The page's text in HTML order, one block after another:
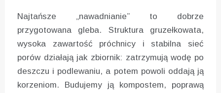
Najtańsze „nawadnianie” to dobrze
przygotowana gleba. Struktura gruzełkowata,
wysoka zawartość próchnicy i stabilna sieć
porów działają jak zbiornik: zatrzymują wodę po
deszczu i podlewaniu, a potem powoli oddają ją
korzeniom. Budujemy ją kompostem, poprawą